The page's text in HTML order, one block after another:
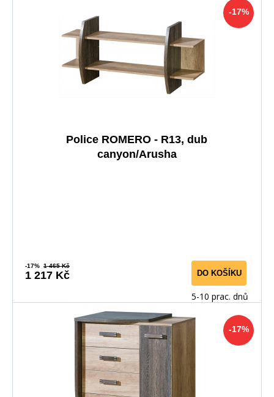
-17%
Police ROMERO - R13, dub
canyon/Arusha
-17% 1 465 Kč
1 217 Kč DO KOŠÍKU
5-10 prac. dnů
-17%